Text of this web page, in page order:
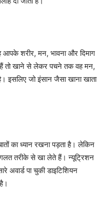
शरीर, मन, भावना और दिमाग
तो खाने से लेकर पचने तक वह मन,
इसलिए जो इंसान जैसा खाना खाता
का ध्यान रखना पड़ता है। लेकिन
गलत तरीके से खा लेते हैं। न्यूट्रिशन
अवार्ड पा चुकी डाइटिशियन